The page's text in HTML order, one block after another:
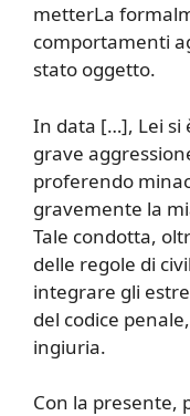
metterLa
comportamenti
stato oggetto.
In data […], Lei si
grave
proferendo
gravemente la
Tale condotta,
delle regole di
integrare gli
del codice
ingiuria.
Con la presente,